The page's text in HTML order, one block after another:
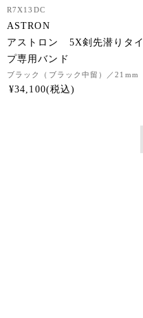
R7X13DC
ASTRON
アストロン 5X剣先潜りタイ
プ専用バンド
ブラック（ブラック中留） ／21mm
¥34,100